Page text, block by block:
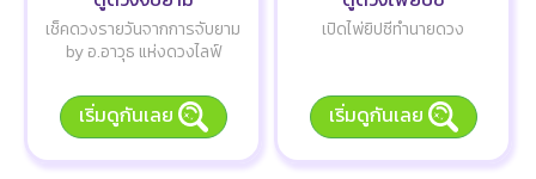
เช็คดวงรายวันจากการจับยาม
by อ.อาวุธ แห่งดวงไลฟ์
เริ่มดูกันเลย
เปิดไพ่ยิปซีทำนายดวง
เริ่มดูกันเลย